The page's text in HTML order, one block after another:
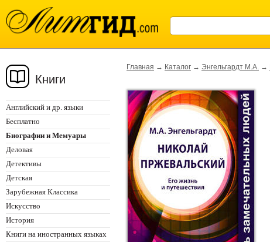
Книги
Английский и др. языки
Бесплатно
Биографии и Мемуары
Деловая
Детективы
Детская
Зарубежная Классика
Искусство
История
Книги на иностранных языках
Главная → Каталог → Энгельгардт М.А. →